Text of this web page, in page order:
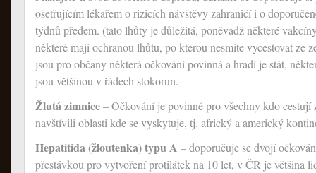
ošetřujícím lékařem o rizicích návštěvy zahraničí i o
týdnů předem. (tato lhůty je důležitá, poněvadž některé
některé mají ochranou lhůtu, po kterou nesmíte vycestovat ze
jsou pro občany některá očkování povinná a hradí je stát,
jsou většinou v řádech stokorun.
Žlutá zimnice– Očkování je povinné pro všechny kdo cestují
navštívili oblasti kde se vyskytuje, tj. africký a americký
Hepatitida (žloutenka) typu A – doporučuje se dvojí
přestávkou pro vytvoření protilátek na 10 let, v ČR je většina